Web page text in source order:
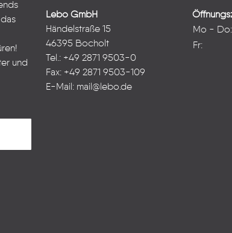
und
Lebo GmbH
Händelstraße 15
46395 Bocholt
Tel.: +49 2871 9503-0
Fax: +49 2871 9503-109
E-Mail: mail@lebo.de
Mo - Do:
Fr: